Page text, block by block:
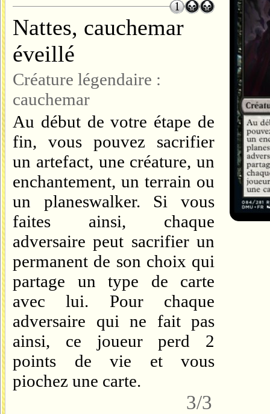
Nattes, cauchemar
éveillé
Créature légendaire :
cauchemar
Au début de votre étape de
fin, vous pouvez sacrifier
un artefact, une créature, un
enchantement, un terrain ou
un planeswalker. Si vous
faites ainsi, chaque
adversaire peut sacrifier un
permanent de son choix qui
partage un type de carte
avec lui. Pour chaque
adversaire qui ne fait pas
ainsi, ce joueur perd 2
points de vie et vous
piochez une carte.
3/3